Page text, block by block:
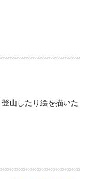
山したり絵を描いた